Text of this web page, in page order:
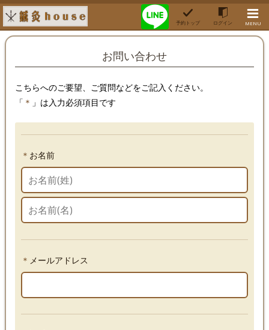
予約トップ ログイン MENU
お問い合わせ
こちらへのご要望、ご質問などをご記入ください。
「 ＊ 」は入力必須項目です
＊ お名前
＊ メールアドレス